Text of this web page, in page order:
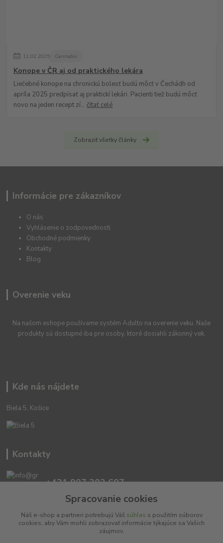
11.02.2025 Cannabis
Konope v ČR aj od praktického lekára
Liečebné konope na chronickú bolesť budú môcť v Čechádh od
apríla 2025 predpísať aj praktickí lekári. Pacienti tiež budú môcť
novo na jeden recept zí... čítať celé
Zobraziť všetky články
Informácie pre zákazníkov
O nás
Vyhlásenie o zodpovednosti
Obchodné podmienky
Kontakty
Blog
Overenie veku
Na našom eshope používame systém Adulto na overenie veku. Naše
produkty sú dostupné iba pre osoby, ktoré dosiahli zákonný vek.
Kde nás nájdete
Biela 5, Košice
Kontakty
+421 907 302 607
info@greensisters.sk
Spracovanie cookies
Náš e-shop a partneri potrebujú Váš súhlas s použitím súborov
cookies, aby Vám mohli zobrazovať informácie týkajúce sa Vašich
záujmov.